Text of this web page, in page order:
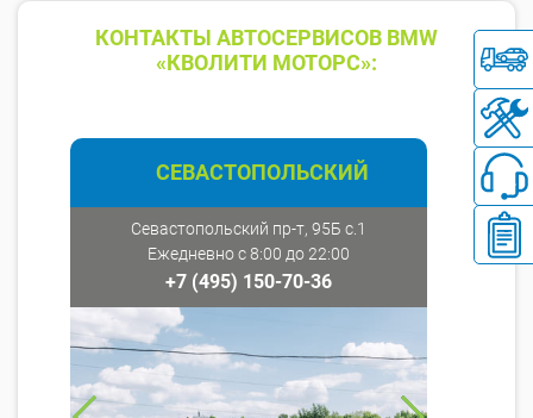
КОНТАКТЫ АВТОСЕРВИСОВ BMW
«КВОЛИТИ МОТОРС»:
СЕВАСТОПОЛЬСКИЙ
Севастопольский пр-т, 95Б с.1
Ежедневно с 8:00 до 22:00
+7 (495) 150-70-36